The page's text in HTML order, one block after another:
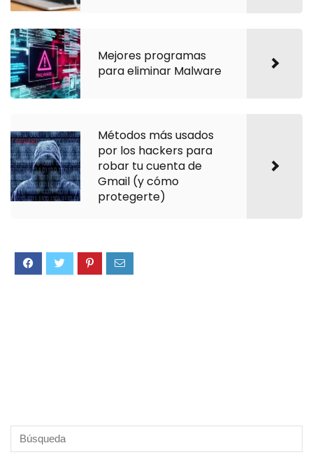
Mejores programas
para eliminar Malware
Métodos más usados
por los hackers para
robar tu cuenta de
Gmail (y cómo
protegerte)